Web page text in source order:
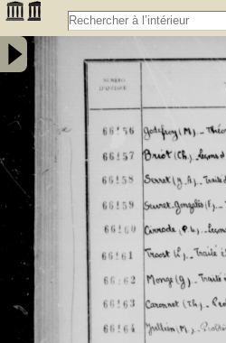
Inventaire des fonds patrimoniaux
bibliothèques universitaires de
d'inventaire de FR 66156 à FR 67930
(1441-1970)